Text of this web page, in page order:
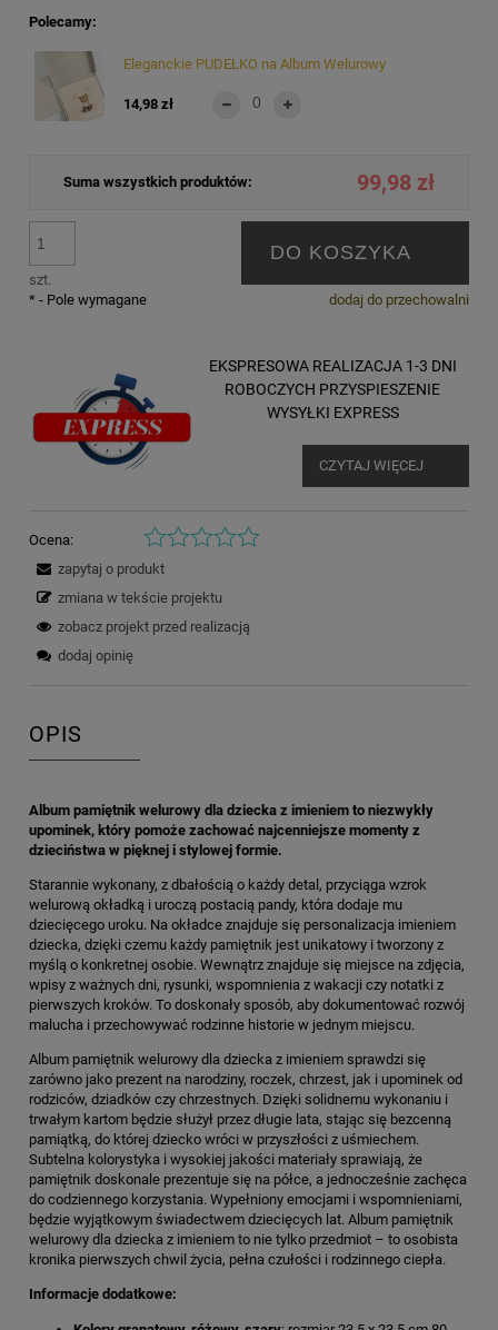
Polecamy:
Eleganckie PUDEŁKO na Album Welurowy
14,98 zł
Suma wszystkich produktów: 99,98 zł
szt.
DO KOSZYKA
dodaj do przechowalni
* - Pole wymagane
EKSPRESOWA REALIZACJA 1-3 DNI
ROBOCZYCH PRZYSPIESZENIE
WYSYŁKI EXPRESS
CZYTAJ WIĘCEJ
Ocena:
zapytaj o produkt
zmiana w tekście projektu
zobacz projekt przed realizacją
dodaj opinię
OPIS
Album pamiętnik welurowy dla dziecka z imieniem to niezwykły
upominek, który pomoże zachować najcenniejsze momenty z
dzieciństwa w pięknej i stylowej formie.
Starannie wykonany, z dbałością o każdy detal, przyciąga wzrok
welurową okładką i uroczą postacią pandy, która dodaje mu
dziecięcego uroku. Na okładce znajduje się personalizacja imieniem
dziecka, dzięki czemu każdy pamiętnik jest unikatowy i tworzony z
myślą o konkretnej osobie. Wewnątrz znajduje się miejsce na zdjęcia,
wpisy z ważnych dni, rysunki, wspomnienia z wakacji czy notatki z
pierwszych kroków. To doskonały sposób, aby dokumentować rozwój
malucha i przechowywać rodzinne historie w jednym miejscu.
Album pamiętnik welurowy dla dziecka z imieniem sprawdzi się
zarówno jako prezent na narodziny, roczek, chrzest, jak i upominek od
rodziców, dziadków czy chrzestnych. Dzięki solidnemu wykonaniu i
trwałym kartom będzie służył przez długie lata, stając się bezcenną
pamiątką, do której dziecko wróci w przyszłości z uśmiechem.
Subtelna kolorystyka i wysokiej jakości materiały sprawiają, że
pamiętnik doskonale prezentuje się na półce, a jednocześnie zachęca
do codziennego korzystania. Wypełniony emocjami i wspomnieniami,
będzie wyjątkowym świadectwem dziecięcych lat. Album pamiętnik
welurowy dla dziecka z imieniem to nie tylko przedmiot – to osobista
kronika pierwszych chwil życia, pełna czułości i rodzinnego ciepła.
Informacje dodatkowe: